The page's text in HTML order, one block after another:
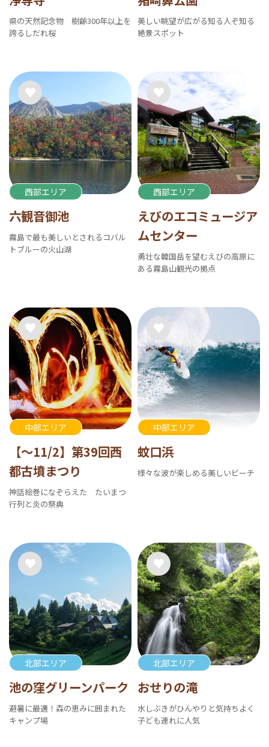
県の天然記念物 樹齢300年以上を
誇るしだれ桜
美しい眺望が広がる知る人ぞ知る
絶景スポット
西部エリア
六観音御池
霧島で最も美しいとされるコバル
トブルーの火山湖
西部エリア
えびのエコミュージア
ムセンター
勇壮な韓国岳を望むえびの高原に
ある霧島山観光の拠点
中部エリア
【～11/2】第39回西
都古墳まつり
神話絵巻になぞらえた たいまつ
行列と炎の祭典
中部エリア
蚊口浜
様々な波が楽しめる美しいビーチ
北部エリア
池の窪グリーンパーク
避暑に最適！森の恵みに囲まれた
キャンプ場
北部エリア
おせりの滝
水しぶきがひんやりと気持ちよく
子ども連れに人気